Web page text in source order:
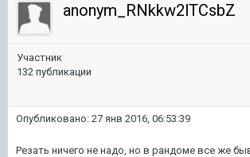
anonym_RNkkw2lTCsbZ
Участник
132 публикации
Опубликовано: 27 янв 2016, 06:53:39
Резать ничего не надо, но в рандоме все же